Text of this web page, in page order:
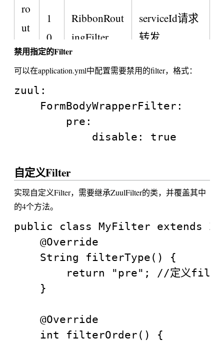
ro
ut
e
1
0
RibbonRout
ingFilter
serviceId请求
转发
ro
ut
1
0
SimpleHost
er
e
0
p
os
0
ilter
请求响应
0
禁用指定的Filter
可以在application.yml中配置需要禁用的filter，格式：
zuul:
自定义Filter
实现自定义Filter，需要继承ZuulFilter的类，并覆盖其中
的4个方法。
public class MyFilter extends
    @Override
    String filterType() {
return "pre"; //定义
    }
    @Override
    int filterOrder() {